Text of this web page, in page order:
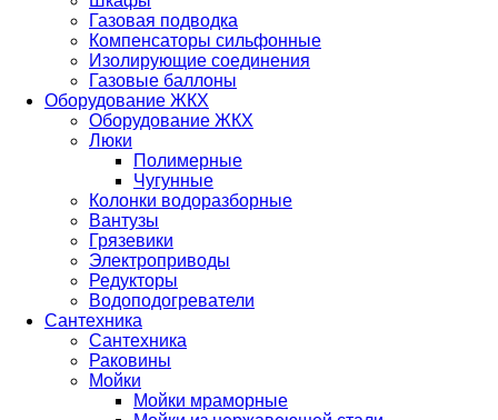
Газовая подводка
Компенсаторы сильфонные
Изолирующие соединения
Газовые баллоны
Оборудование ЖКХ
Оборудование ЖКХ
Люки
Полимерные
Чугунные
Колонки водоразборные
Вантузы
Грязевики
Электроприводы
Редукторы
Водоподогреватели
Сантехника
Сантехника
Раковины
Мойки
Мойки мраморные